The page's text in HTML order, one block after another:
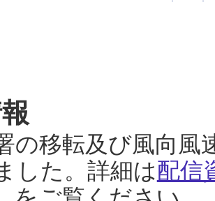
の移転及び風向風
した。詳細は配信